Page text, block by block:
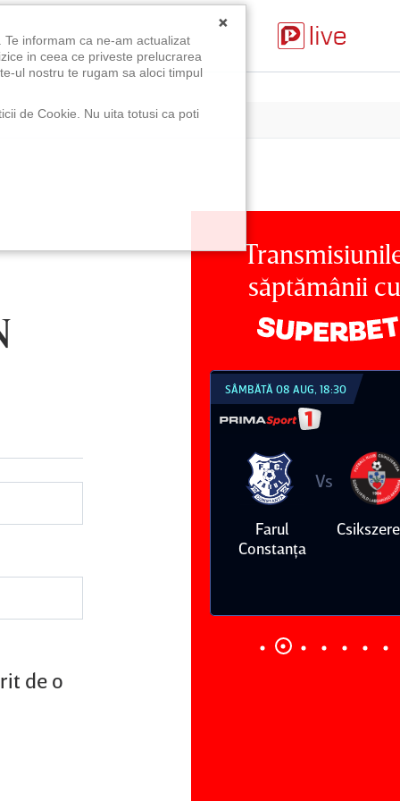
de o
săptămânii cu
Farul
Vs
SÂMBĂTĂ 08 AUG, 21:30
Dinamo
Vs
FC
×
informam ca ne-am actualizat
in ceea ce priveste prelucrarea
ul nostru te rugam sa aloci timpul
de Cookie. Nu uita totusi ca poti